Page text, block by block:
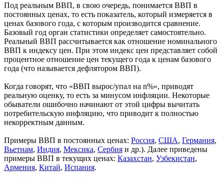
Под реальным ВВП, в свою очередь, понимается ВВП в
постоянных ценах, то есть показатель, который измеряется в
ценах базового года, с которым производится сравнение.
Базовый год орган статистики определяет самостоятельно.
Реальный ВВП рассчитывается как отношение номинального
ВВП к индексу цен. При этом индекс цен представляет собой
процентное отношение цен текущего года к ценам базового
года (что называется дефлятором ВВП).
Когда говорят, что «ВВП вырос/упал на n%», приводят
реальную оценку, то есть за минусом инфляции. Некоторые
обыватели ошибочно начинают от этой цифры вычитать
потребительскую инфляцию, что приводит к полностью
некорректным данным.
Примеры ВВП в постоянных ценах: Россия, США, Германия,
Вьетнам, Индия, Мексика, Сербия и др.). Далее приведены
примеры ВВП в текущих ценах: Казахстан, Узбекистан,
Армения, Китай, Испания.